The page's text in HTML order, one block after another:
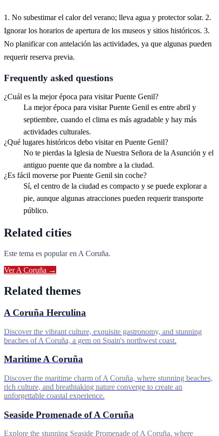
1. No subestimar el calor del verano; lleva agua y protector solar. 2.
Ignorar los horarios de apertura de los museos y sitios históricos. 3.
No planificar con antelación las actividades, ya que algunas pueden
requerir reserva previa.
Frequently asked questions
¿Cuál es la mejor época para visitar Puente Genil?
La mejor época para visitar Puente Genil es entre abril y
septiembre, cuando el clima es más agradable y hay más
actividades culturales.
¿Qué lugares históricos debo visitar en Puente Genil?
No te pierdas la Iglesia de Nuestra Señora de la Asunción y el
antiguo puente que da nombre a la ciudad.
¿Es fácil moverse por Puente Genil sin coche?
Sí, el centro de la ciudad es compacto y se puede explorar a
pie, aunque algunas atracciones pueden requerir transporte
público.
Related cities
Este tema es popular en A Coruña.
VerA Coruña →
Related themes
A Coruña Herculina
Discover the vibrant culture, exquisite gastronomy, and stunning
beaches of A Coruña, a gem on Spain's northwest coast.
Maritime A Coruña
Discover the maritime charm of A Coruña, where stunning beaches,
rich culture, and breathtaking nature converge to create an
unforgettable coastal experience.
Seaside Promenade of A Coruña
Explore the stunning Seaside Promenade of A Coruña, where